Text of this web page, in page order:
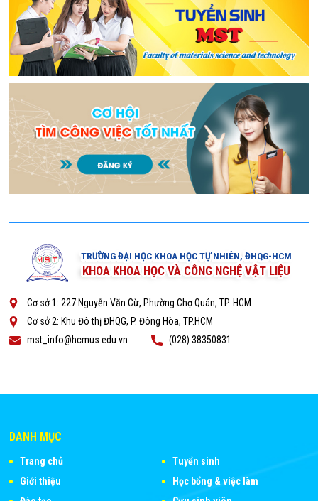
TRƯỜNG ĐẠI HỌC KHOA HỌC TỰ NHIÊN, ĐHQG-HCM
KHOA KHOA HỌC VÀ CÔNG NGHỆ VẬT LIỆU
Cơ sở 1: 227 Nguyễn Văn Cừ, Phường Chợ Quán, TP. HCM
Cơ sở 2: Khu Đô thị ĐHQG, P. Đông Hòa, TP.HCM
mst_info@hcmus.edu.vn
(028) 38350831
DANH MỤC
Trang chủ
Giới thiệu
Tuyển sinh
Học bổng & việc làm